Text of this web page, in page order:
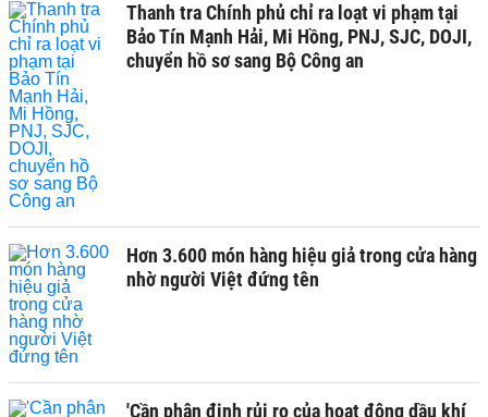
Thanh tra Chính phủ chỉ ra loạt vi phạm tại
Bảo Tín Mạnh Hải, Mi Hồng, PNJ, SJC, DOJI,
chuyển hồ sơ sang Bộ Công an
Hơn 3.600 món hàng hiệu giả trong cửa hàng
nhờ người Việt đứng tên
'Cần phân định rủi ro của hoạt động dầu khí